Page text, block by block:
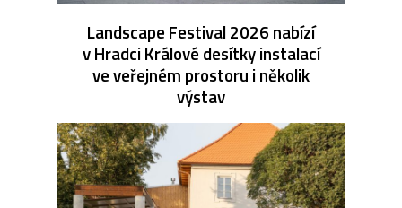
Landscape Festival 2026 nabízí
v Hradci Králové desítky instalací
ve veřejném prostoru i několik
výstav